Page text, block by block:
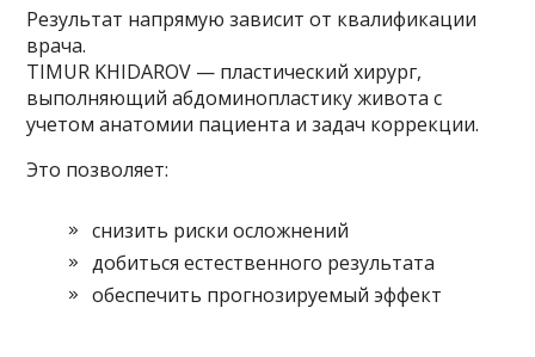
Результат напрямую зависит от квалификации
врача.
TIMUR KHIDAROV — пластический хирург,
выполняющий абдоминопластику живота с
учетом анатомии пациента и задач коррекции.
Это позволяет:
снизить риски осложнений
добиться естественного результата
обеспечить прогнозируемый эффект